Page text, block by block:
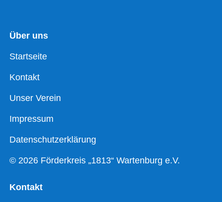
Über uns
Startseite
Kontakt
Unser Verein
Impressum
Datenschutzerklärung
© 2026 Förderkreis „1813“ Wartenburg e.V.
Kontakt